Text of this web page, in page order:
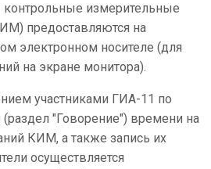
контрольные измерительные
предоставляются на
электронном носителе (для
на экране монитора).
участниками ГИА-11 по
"Говорение") времени на
КИМ, а также запись их
осуществляется